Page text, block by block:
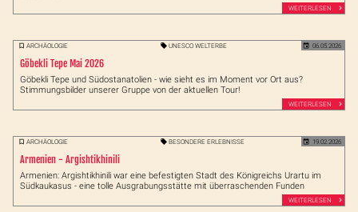
WEITERLESEN
ARCHÄOLOGIE UNESCO WELTERBE 06.05.2026
Göbekli Tepe Mai 2026
Göbekli Tepe und Südostanatolien - wie sieht es im Moment vor Ort aus?
Stimmungsbilder unserer Gruppe von der aktuellen Tour!
WEITERLESEN
ARCHÄOLOGIE BESONDERE ERLEBNISSE 19.02.2026
Armenien - Argishtikhinili
Armenien: Argishtikhinili war eine befestigten Stadt des Königreichs Urartu im
Südkaukasus - eine tolle Ausgrabungsstätte mit überraschenden Funden
WEITERLESEN